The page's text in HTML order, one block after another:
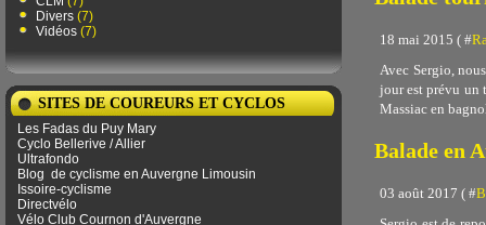
Divers (7)
Vidéos (7)
SITES DE COUREURS ET CYCLOS
Les Fadas du Puy Mary
Cyclo Bellerive / Allier
Ultrafondo
Blog de ​​cyclisme en Auvergne Limousin
Issoire-cyclisme
Directvélo
Vélo Club Cournon d'Auvergne
18 mai 2015 ( #
Avec Sergio,
jour est prévu un
Massiac en
Balade en
03 août 2017 ( #